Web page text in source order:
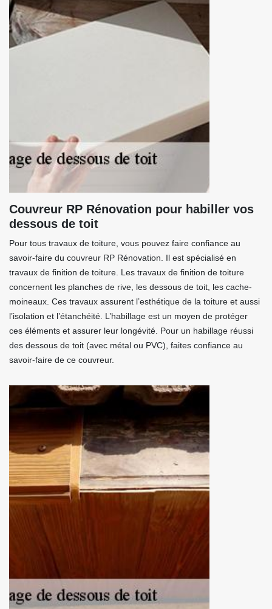
Couvreur RP Rénovation pour habiller vos
dessous de toit
Pour tous travaux de toiture, vous pouvez faire confiance au
savoir-faire du couvreur RP Rénovation. Il est spécialisé en
travaux de finition de toiture. Les travaux de finition de toiture
concernent les planches de rive, les dessous de toit, les cache-
moineaux. Ces travaux assurent l’esthétique de la toiture et aussi
l’isolation et l’étanchéité. L’habillage est un moyen de protéger
ces éléments et assurer leur longévité. Pour un habillage réussi
des dessous de toit (avec métal ou PVC), faites confiance au
savoir-faire de ce couvreur.